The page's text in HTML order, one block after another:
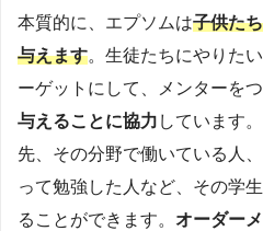
本質的に、エプソムは子供た
与えます。生徒たちにやりた
ーゲットにして、メンターをつ
与えることに協力 しています
先、その分野で働いている人
って勉強した人など、その学
ることができます。 オーダー